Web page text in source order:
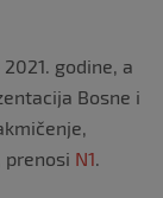
godine, a
Bosne i
prenosi N1.